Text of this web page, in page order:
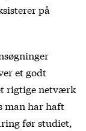
på
et godt
rigtige netværk
man har haft
før studiet,